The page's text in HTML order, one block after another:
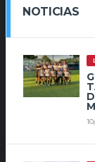
NOTICIAS